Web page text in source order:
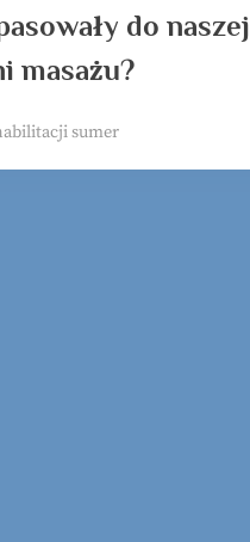
do naszej
masażu?
sumer